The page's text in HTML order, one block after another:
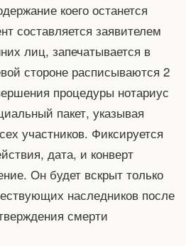
коего останется
составляется заявителем
лиц, запечатывается в
стороне расписываются 2
процедуры нотариус
пакет, указывая
участников. Фиксируется
дата, и конверт
Он будет вскрыт только
наследников после
смерти